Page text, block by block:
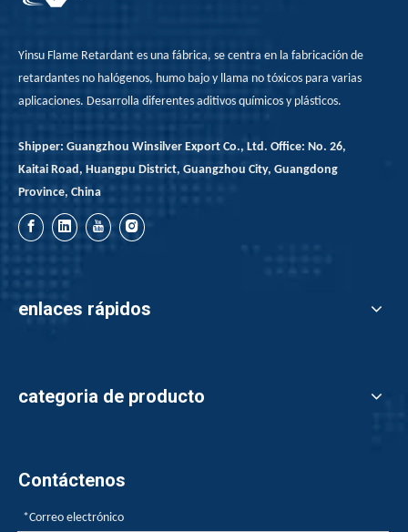
Yinsu Flame Retardant es una fábrica, se centra en la fabricación de
retardantes no halógenos, humo bajo y llama no tóxicos para varias
aplicaciones. Desarrolla diferentes aditivos químicos y plásticos.
Shipper: Guangzhou Winsilver Export Co., Ltd. Office: No. 26,
Kaitai Road, Huangpu District, Guangzhou City, Guangdong
Province, China
enlaces rápidos
categoria de producto
Contáctenos